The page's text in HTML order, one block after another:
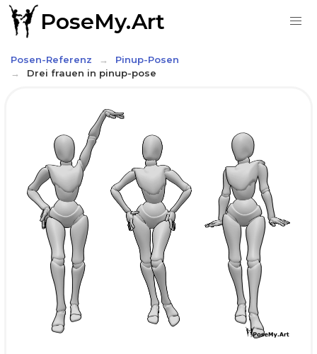
PoseMy.Art
Posen-Referenz
Pinup-Posen
Drei frauen in pinup-pose